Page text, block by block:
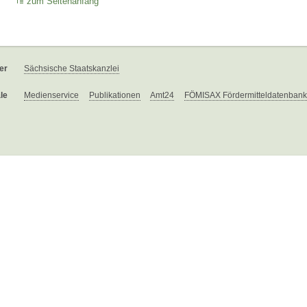
Sächsische Staatskanzlei
Medienservice Publikationen Amt24 FÖMISAX Fördermitteldatenbank